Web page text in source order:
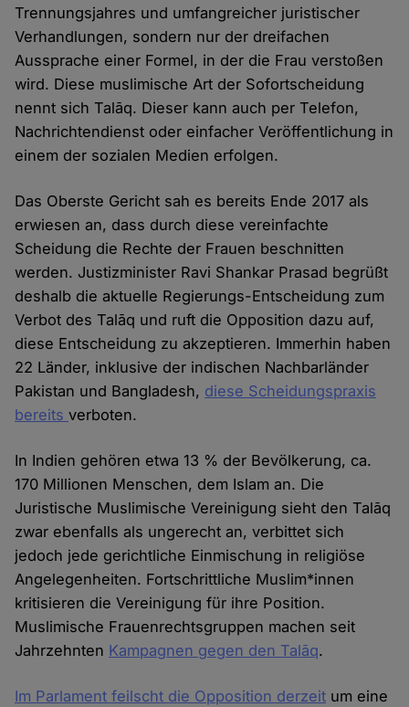
Trennungsjahres und umfangreicher juristischer
Verhandlungen, sondern nur der dreifachen
Aussprache einer Formel, in der die Frau verstoßen
wird. Diese muslimische Art der Sofortscheidung
nennt sich Talāq. Dieser kann auch per Telefon,
Nachrichtendienst oder einfacher Veröffentlichung in
einem der sozialen Medien erfolgen.
Das Oberste Gericht sah es bereits Ende 2017 als
erwiesen an, dass durch diese vereinfachte
Scheidung die Rechte der Frauen beschnitten
werden. Justizminister Ravi Shankar Prasad begrüßt
deshalb die aktuelle Regierungs-Entscheidung zum
Verbot des Talāq und ruft die Opposition dazu auf,
diese Entscheidung zu akzeptieren. Immerhin haben
22 Länder, inklusive der indischen Nachbarländer
Pakistan und Bangladesh, diese Scheidungspraxis
bereitsverboten.
In Indien gehören etwa 13 % der Bevölkerung, ca.
170 Millionen Menschen, dem Islam an. Die
Juristische Muslimische Vereinigung sieht den Talāq
zwar ebenfalls als ungerecht an, verbittet sich
jedoch jede gerichtliche Einmischung in religiöse
Angelegenheiten. Fortschrittliche Muslim*innen
kritisieren die Vereinigung für ihre Position.
Muslimische Frauenrechtsgruppen machen seit
Jahrzehnten Kampagnen gegen den Talāq.
Im Parlament feilscht die Opposition derzeit um eine